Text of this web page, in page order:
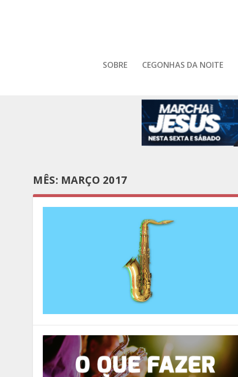
SOBRE CEGONHAS DA NOITE
MÊS: MARÇO 2017